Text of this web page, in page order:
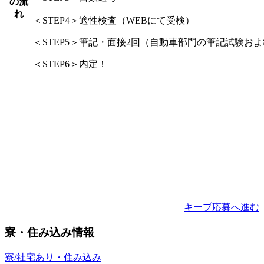
れ
＜STEP4＞適性検査（WEBにて受検）
＜STEP5＞筆記・面接2回（自動車部門の筆記試験およ
＜STEP6＞内定！
キープ応募へ進む
寮・住み込み情報
寮/社宅あり・住み込み